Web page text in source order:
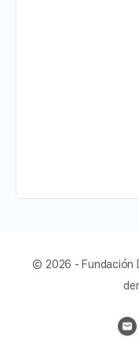
© 2026 - Fundación